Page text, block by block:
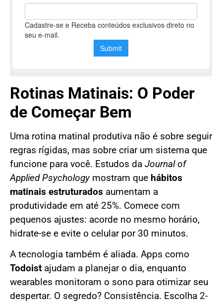
Rotinas Matinais: O Poder
de Começar Bem
Uma rotina matinal produtiva não é sobre seguir
regras rígidas, mas sobre criar um sistema que
funcione para você. Estudos da Journal of
Applied Psychologymostram que hábitos
matinais estruturados aumentam a
produtividade em até 25%. Comece com
pequenos ajustes: acorde no mesmo horário,
hidrate-se e evite o celular por 30 minutos.
A tecnologia também é aliada. Apps como
Todoist ajudam a planejar o dia, enquanto
wearables monitoram o sono para otimizar seu
despertar. O segredo? Consistência. Escolha 2-